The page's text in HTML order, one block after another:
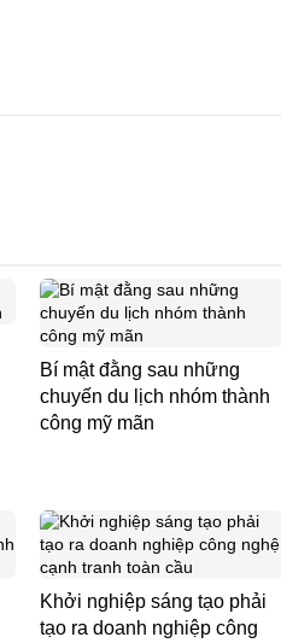
Bí mật đằng sau những
chuyến du lịch nhóm thành
công mỹ mãn
Khởi nghiệp sáng tạo phải
tạo ra doanh nghiệp công